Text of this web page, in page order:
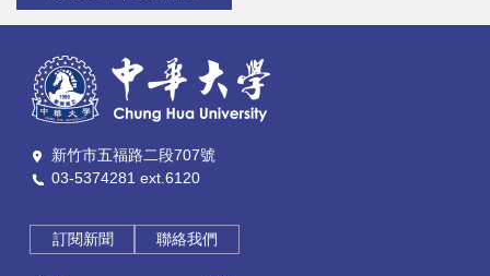
新竹市五福路二段707號
03-5374281 ext.6120
訂閱新聞 聯絡我們